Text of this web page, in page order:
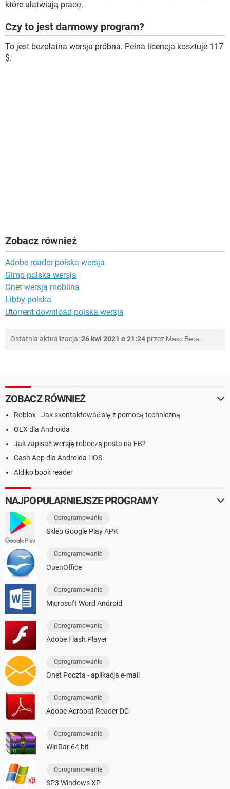
które ułatwiają pracę.
Czy to jest darmowy program?
To jest bezpłatna wersja próbna. Pełna licencja kosztuje 117
$.
Zobacz również
Adobe reader polska wersja
Gimp polska wersja
Onet wersja mobilna
Libby polska
Utorrent download polska wersja
Ostatnia aktualizacja:26 kwi 2021 o 21:24 przez Макс Вега .
ZOBACZ RÓWNIEŻ
Roblox - Jak skontaktować się z pomocą techniczną
OLX dla Androida
Jak zapisać wersję roboczą posta na FB?
Cash App dla Androida i iOS
Aldiko book reader
NAJPOPULARNIEJSZE PROGRAMY
Oprogramowanie
Sklep Google Play APK
Oprogramowanie
OpenOffice
Oprogramowanie
Microsoft Word Android
Oprogramowanie
Adobe Flash Player
Oprogramowanie
Onet Poczta - aplikacja e-mail
Oprogramowanie
Adobe Acrobat Reader DC
Oprogramowanie
WinRar 64 bit
Oprogramowanie
SP3 Windows XP